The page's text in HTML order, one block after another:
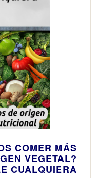
COMER MÁS
VEGETAL?
CUALQUIERA